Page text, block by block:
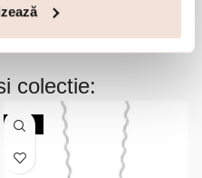
Speciale -50%
colectie:
-20%